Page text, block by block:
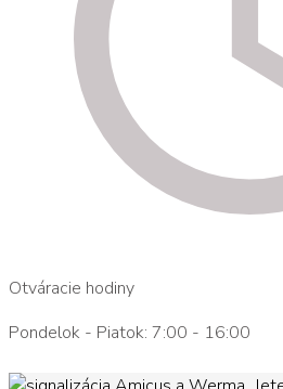
Otváracie hodiny
Pondelok - Piatok: 7:00 - 16:00